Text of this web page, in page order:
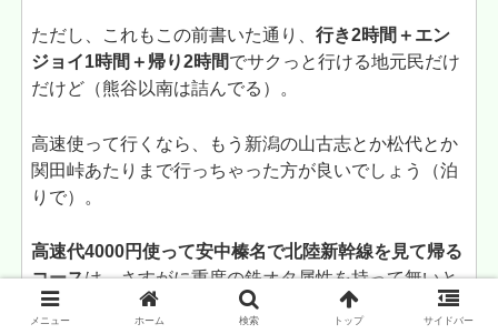
ただし、これもこの前書いた通り、行き2時間＋エン
ジョイ1時間＋帰り2時間でサクっと行ける地元民だけ
だけど（熊谷以南は詰んでる）。
高速使って行くなら、もう新潟の山古志とか松代とか
関田峠あたりまで行っちゃった方が良いでしょう（泊
りで）。
高速代4000円使って安中榛名で北陸新幹線を見て帰る
コースは、さすがに重度の鉄オタ属性を持って無いと
厳しいと思うわ。
メニュー ホーム 検索 トップ サイドバー